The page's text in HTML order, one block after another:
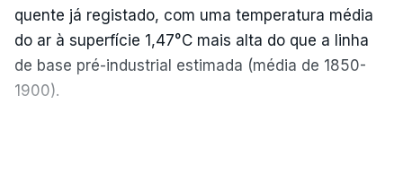
ERRO100
ERROR ON HTML5 MEDIA ELEMENT
quente já registado, com uma temperatura média
do ar à superfície 1,47°C mais alta do que a linha
de base pré-industrial estimada (média de 1850-
1900).